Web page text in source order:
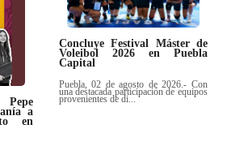
a
en
Concluye Festival Máster de
Voleibol 2026 en Puebla
Capital
Puebla, 02 de agosto de 2026.- Con
una destacada participación de equipos
provenientes de di...